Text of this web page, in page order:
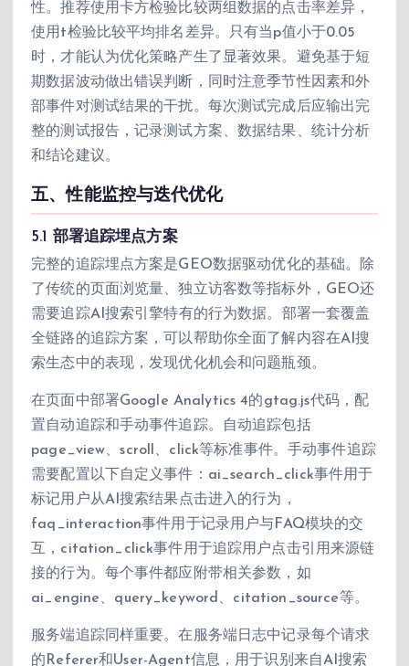
性。推荐使用卡方检验比较两组数据的点击率差异，
使用t检验比较平均排名差异。只有当p值小于0.05
时，才能认为优化策略产生了显著效果。避免基于短
期数据波动做出错误判断，同时注意季节性因素和外
部事件对测试结果的干扰。每次测试完成后应输出完
整的测试报告，记录测试方案、数据结果、统计分析
和结论建议。
五、性能监控与迭代优化
5.1 部署追踪埋点方案
完整的追踪埋点方案是GEO数据驱动优化的基础。除
了传统的页面浏览量、独立访客数等指标外，GEO还
需要追踪AI搜索引擎特有的行为数据。部署一套覆盖
全链路的追踪方案，可以帮助你全面了解内容在AI搜
索生态中的表现，发现优化机会和问题瓶颈。
在页面中部署Google Analytics 4的gtag.js代码，配
置自动追踪和手动事件追踪。自动追踪包括
page_view、scroll、click等标准事件。手动事件追踪
需要配置以下自定义事件：ai_search_click事件用于
标记用户从AI搜索结果点击进入的行为，
faq_interaction事件用于记录用户与FAQ模块的交
互，citation_click事件用于追踪用户点击引用来源链
接的行为。每个事件都应附带相关参数，如
ai_engine、query_keyword、citation_source等。
服务端追踪同样重要。在服务端日志中记录每个请求
的Referer和User-Agent信息，用于识别来自AI搜索